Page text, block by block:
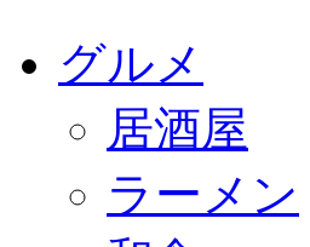
グルメ
居酒屋
ラーメン